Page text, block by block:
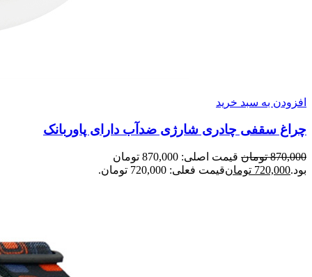
افزودن به سبد خرید
چراغ سقفی چادری شارژی ضدآب دارای پاوربانک
870,000 تومان
قیمت اصلی: 870,000 تومان
بود.720,000 تومانقیمت فعلی: 720,000 تومان.